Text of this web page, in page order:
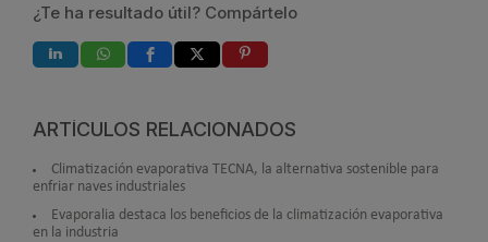
¿Te ha resultado útil? Compártelo
ARTÍCULOS RELACIONADOS
Climatización evaporativa TECNA, la alternativa sostenible para
enfriar naves industriales
Evaporalia destaca los beneficios de la climatización evaporativa
en la industria